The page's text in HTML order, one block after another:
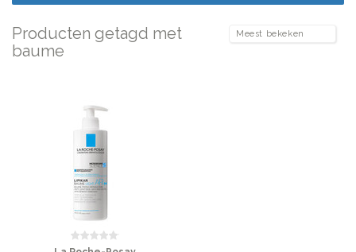
Producten getagd met
baume